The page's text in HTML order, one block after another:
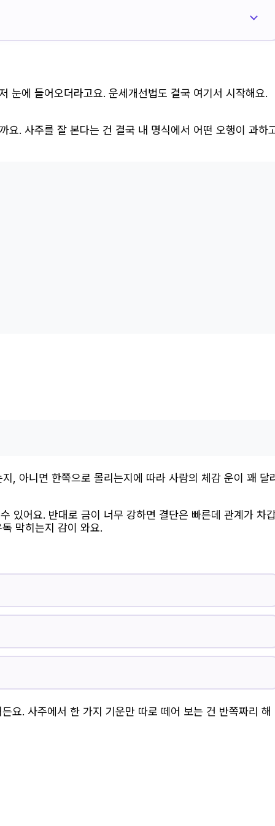
눈에 들어오더라고요. 운세개선법도 결국 여기서 시작해요.
요. 사주를 잘 본다는 건 결국 내 명식에서 어떤 오행이 과하
, 아니면 한쪽으로 몰리는지에 따라 사람의 체감 운이 꽤 달
있어요. 반대로 금이 너무 강하면 결단은 빠른데 관계가 차
막히는지 감이 와요.
요. 사주에서 한 가지 기운만 따로 떼어 보는 건 반쪽짜리 해